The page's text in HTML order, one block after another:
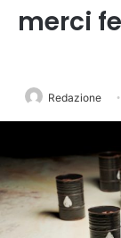
merci
Redazione